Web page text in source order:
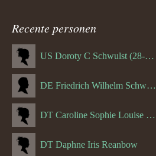
Recente personen
US Doroty C Schwulst (28-12-1919)
DE Friedrich Wilhelm Schwulst
DT Caroline Sophie Louise Schreuder born Schwulst (13-05-1866)
DT Daphne Iris Reanbow